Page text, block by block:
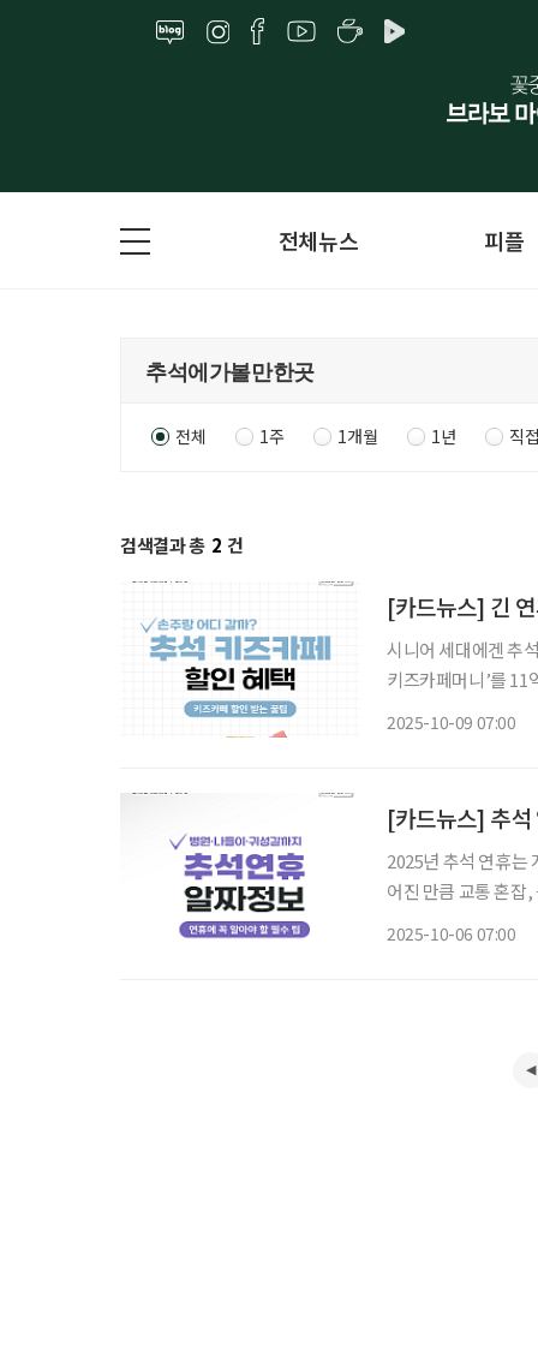
전체뉴스 피플
전체 1주 1개월 1년 직
검색결과 총 2 건
[카드뉴스] 긴
시니어 세대에겐 추
키즈카페머니’를 11
2025-10-09 07:00
[카드뉴스] 추
2025년 추석 연휴는
어진 만큼 교통 혼잡
2025-10-06 07:00